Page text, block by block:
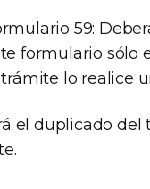
59:
formulario sólo
lo realice
el duplicado del